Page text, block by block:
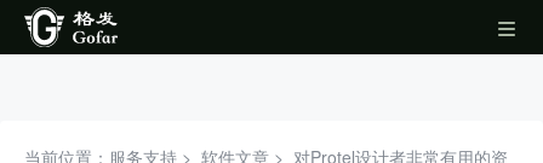
当前位置：服务支持 > 软件文章 > 对Protel设计者非常有用的资